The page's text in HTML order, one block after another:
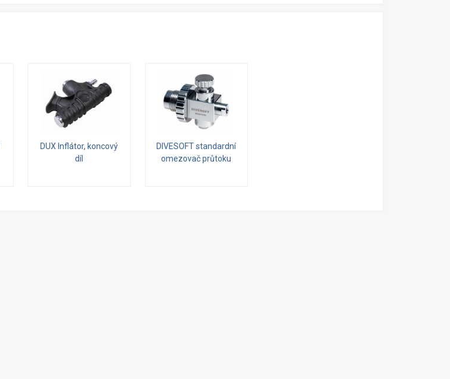
DUX Inflátor, koncový
díl
DIVESOFT standardní
omezovač průtoku